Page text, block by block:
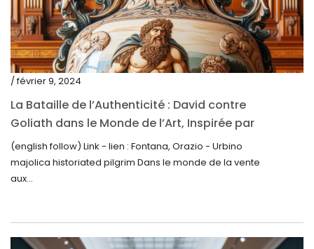
juillet 2023
juin 2023
mai 2023
avril 2023
mars 2023
février 2023
janvier 2023
novembre 2022
/ février 9, 2024
La Bataille de l’Authenticité : David contre
Goliath dans le Monde de l’Art, Inspirée par
la Découverte de la Gourde en Majolique
d’Urbino
(english follow) Link - lien : Fontana, Orazio - Urbino
majolica historiated pilgrim Dans le monde de la vente
aux...